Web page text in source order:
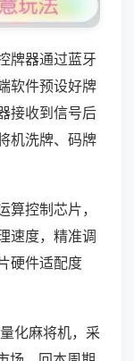
牌器通过蓝牙
软件预设好牌
接收到信号后
机洗牌、码牌
控制芯片，
速度，精准调
硬件适配度
化麻将机，采